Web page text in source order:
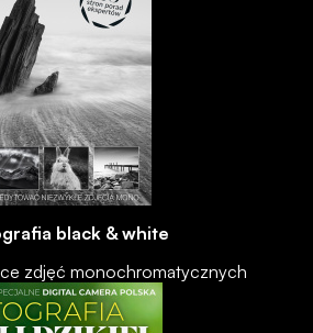
black & white
zdjęć monochromatycznych